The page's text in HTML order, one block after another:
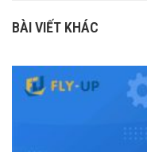
BÀI VIẾT KHÁC